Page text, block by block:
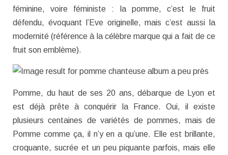
féminine, voire féministe : la pomme, c’est le fruit
défendu, évoquant l’Eve originelle, mais c’est aussi la
modernité (référence à la célèbre marque qui a fait de ce
fruit son emblème).
Pomme, du haut de ses 20 ans, débarque de Lyon et
est déjà prête à conquérir la France. Oui, il existe
plusieurs centaines de variétés de pommes, mais de
Pomme comme ça, il n’y en a qu’une. Elle est brillante,
croquante, sucrée et un peu piquante parfois, mais elle